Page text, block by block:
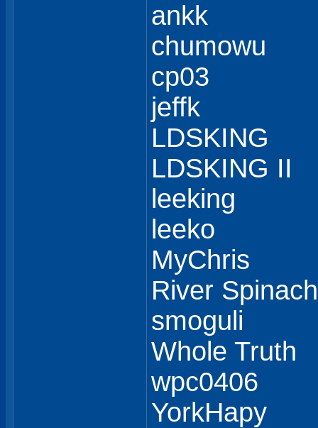
ankk
chumowu
cp03
jeffk
LDSKING
LDSKING II
leeking
leeko
MyChris
River Spinach
smoguli
Whole Truth
wpc0406
YorkHapy